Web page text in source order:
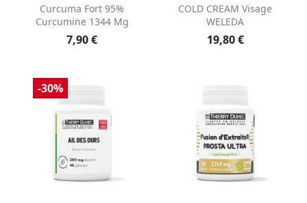
Curcuma Fort 95%
Curcumine 1344 Mg
7,90 €
COLD CREAM Visage
WELEDA
19,80 €
-30%